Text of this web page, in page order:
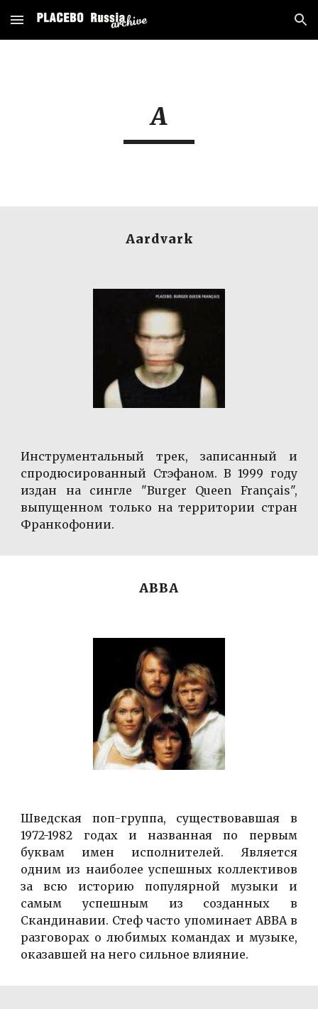
Skip to main content Skip to navigation
A
Aardvark
Инструментальный трек, записанный и
спродюсированный Стэфаном. В 1999 году
издан на сингле "Burger Queen Français",
выпущенном только на территории стран
Франкофонии.
ABBA
Шведская поп-группа, существовавшая в
1972-1982 годах и названная по первым
буквам имен исполнителей. Является
одним из наиболее успешных коллективов
за всю историю популярной музыки и
самым успешным из созданных в
Скандинавии. Стеф часто упоминает АВВА в
разговорах о любимых командах и музыке,
оказавшей на него сильное влияние.